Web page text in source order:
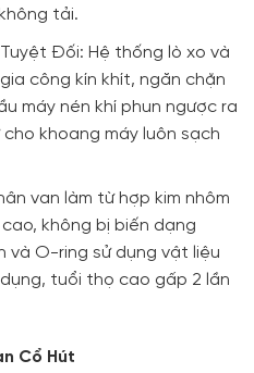
tải.
Đối: Hệ thống lò xo và
công kín khít, ngăn chặn
máy nén khí phun ngược ra
khoang máy luôn sạch
van làm từ hợp kim nhôm
không bị biến dạng
và O-ring sử dụng vật liệu
tuổi thọ cao gấp 2 lần
Cổ Hút